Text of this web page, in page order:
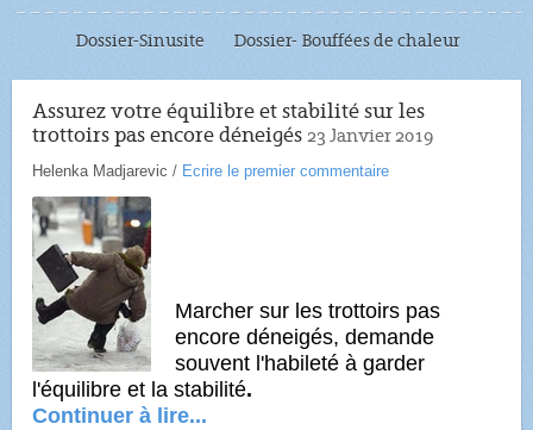
Dossier-Sinusite Dossier- Bouffées de chaleur
Assurez votre équilibre et stabilité sur les
trottoirs pas encore déneigés23 Janvier 2019
Helenka Madjarevic / Ecrire le premier commentaire
Marcher sur les trottoirs pas
encore déneigés, demande
souvent l'habileté à garder
l'équilibre et la stabilité.
Continuer à lire...